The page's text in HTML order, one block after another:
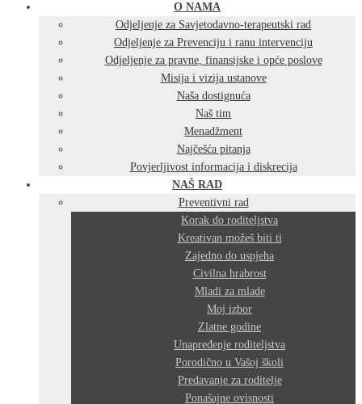
O NAMA
Odjeljenje za Savjetodavno-terapeutski rad
Odjeljenje za Prevenciju i ranu intervenciju
Odjeljenje za pravne, finansijske i opće poslove
Misija i vizija ustanove
Naša dostignuća
Naš tim
Menadžment
Najčešća pitanja
Povjerljivost informacija i diskrecija
NAŠ RAD
Preventivni rad
Korak do roditeljstva
Kreativan možeš biti ti
Zajedno do uspjeha
Civilna hrabrost
Mladi za mlade
Moj izbor
Zlatne godine
Unapređenje roditeljstva
Porodično u Vašoj školi
Predavanje za roditelje
Ponašajne ovisnosti